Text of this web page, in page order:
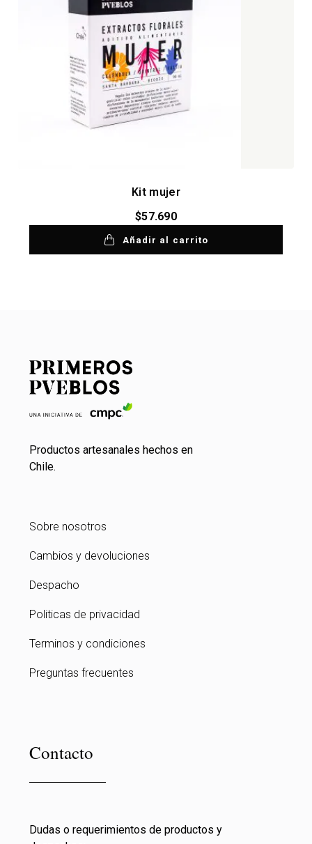
Kit mujer
$57.690
Añadir al carrito
Productos artesanales hechos en
Chile.
Sobre nosotros
Cambios y devoluciones
Despacho
Politicas de privacidad
Terminos y condiciones
Preguntas frecuentes
Contacto
Dudas o requerimientos de productos y